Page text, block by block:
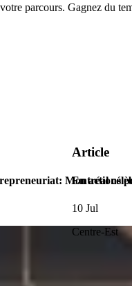
parcours. Gagnez du
Montréal
Article
En actions
10 Jul
Centre-Est